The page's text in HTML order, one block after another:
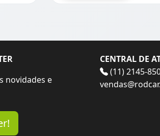
novidades e
CENTRAL DE
(11) 2145-